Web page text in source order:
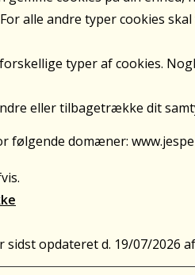
alle andre typer cookies
typer af cookies.
eller tilbagetrække dit
følgende domæner:
sidst opdateret d. 19/07/2026